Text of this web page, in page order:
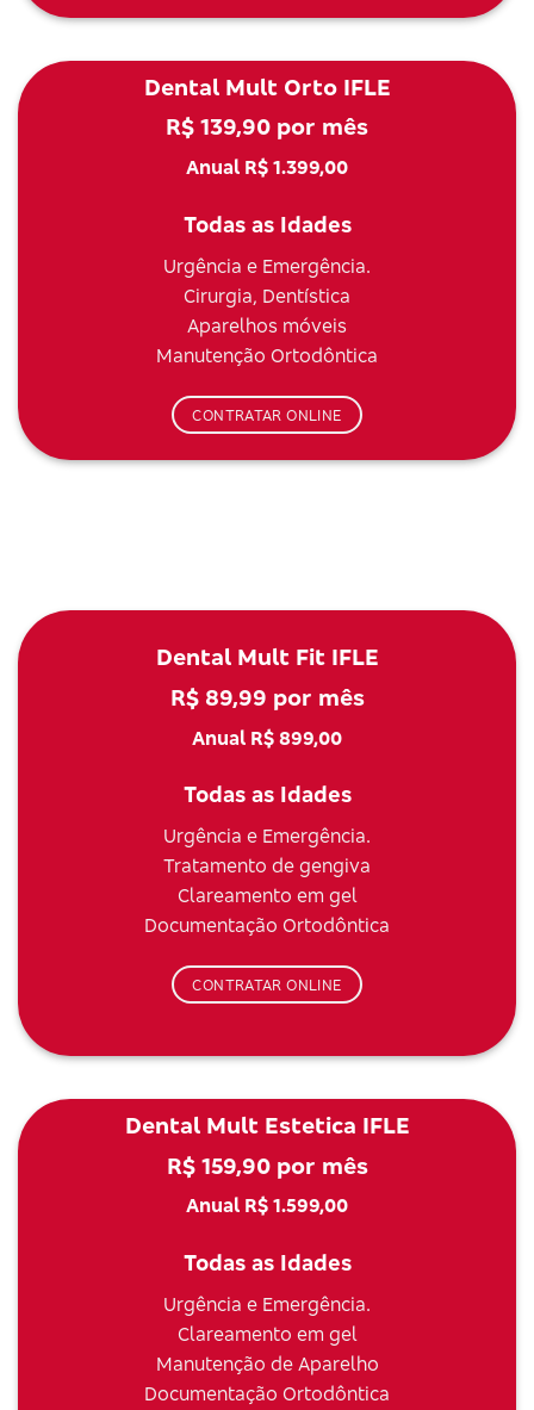
Dental Mult Orto IFLE
R$ 139,90 por mês
Anual R$ 1.399,00
Todas as Idades
Urgência e Emergência.
Cirurgia, Dentística
Aparelhos móveis
Manutenção Ortodôntica
CONTRATAR ONLINE
Dental Mult Fit IFLE
R$ 89,99 por mês
Anual R$ 899,00
Todas as Idades
Urgência e Emergência.
Tratamento de gengiva
Clareamento em gel
Documentação Ortodôntica
CONTRATAR ONLINE
Dental Mult Estetica IFLE
R$ 159,90 por mês
Anual R$ 1.599,00
Todas as Idades
Urgência e Emergência.
Clareamento em gel
Manutenção de Aparelho
Documentação Ortodôntica